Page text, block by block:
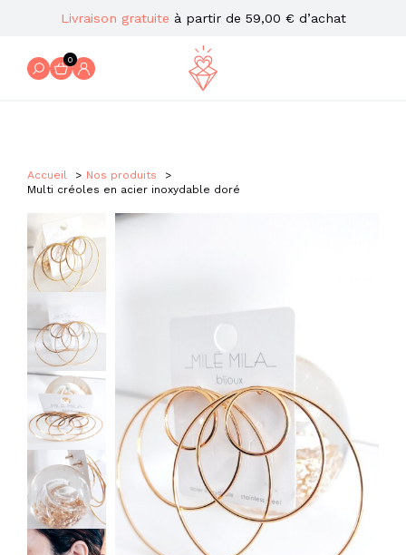
Livraison gratuite à partir de 59,00 € d’achat
0
Accueil
Nos produits
Multi créoles en acier inoxydable doré